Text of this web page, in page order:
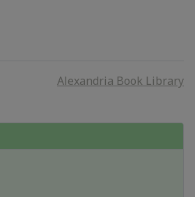
Alexandria Book Library